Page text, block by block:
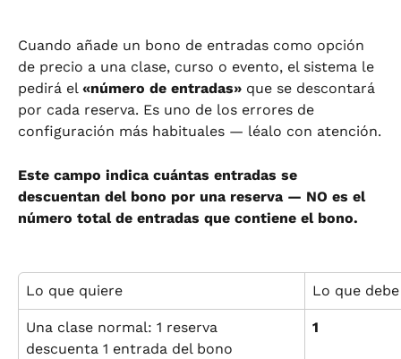
Cuando añade un bono de entradas como opción
de precio a una clase, curso o evento, el sistema le
pedirá el «número de entradas» que se descontará
por cada reserva. Es uno de los errores de
configuración más habituales — léalo con atención.
Este campo indica cuántas entradas se
descuentan del bono por una reserva — NO es el
número total de entradas que contiene el bono.
Lo que quiere Lo que
Una clase normal: 1 reserva
descuenta 1 entrada del bono
1